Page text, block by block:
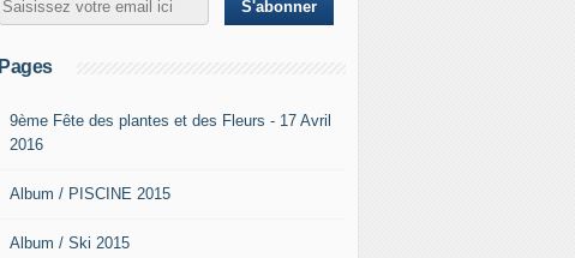
Pages
9ème Fête des plantes et des Fleurs - 17 Avril
2016
Album / PISCINE 2015
Album / Ski 2015